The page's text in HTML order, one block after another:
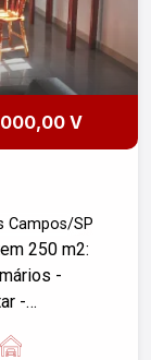
V
Campos/SP
250 m2:
-
-
4 veículos